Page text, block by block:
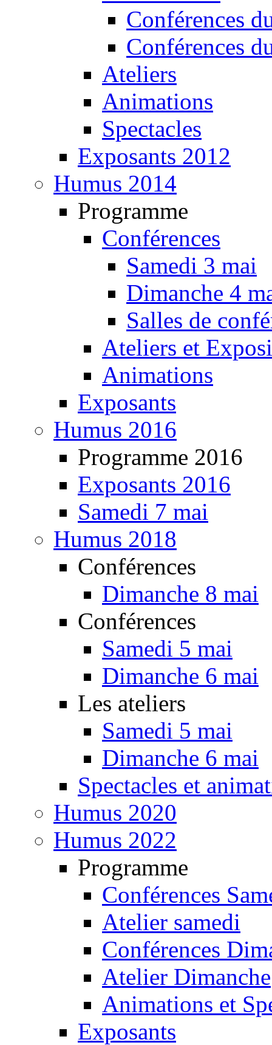
Conférences
Conférences
Ateliers
Animations
Spectacles
Exposants 2012
Humus 2014
Programme
Conférences
Samedi 3 mai
Dimanche 4
Salles de
Ateliers et
Animations
Exposants
Humus 2016
Programme 2016
Exposants 2016
Samedi 7 mai
Humus 2018
Conférences
Dimanche 8 mai
Conférences
Samedi 5 mai
Dimanche 6 mai
Les ateliers
Samedi 5 mai
Dimanche 6 mai
Spectacles et
Humus 2020
Humus 2022
Programme
Conférences
Atelier samedi
Conférences
Atelier Dimanche
Animations et
Exposants